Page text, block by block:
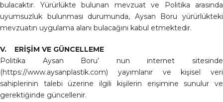
bulacaktır. Yürürlükte bulunan mevzuat ve Politika arasında
uyumsuzluk bulunması durumunda, Aysan Boru yürürlükteki
mevzuatın uygulama alanı bulacağını kabul etmektedir.
V. ERİŞİM VE GÜNCELLEME
Politika Aysan Boru’ nun internet sitesinde
(https://www.aysanplastik.com) yayımlanır ve kişisel veri
sahiplerinin talebi üzerine ilgili kişilerin erişimine sunulur ve
gerektiğinde güncellenir.